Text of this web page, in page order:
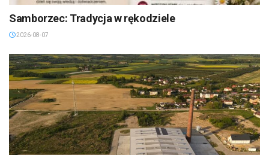
Samborzec: Tradycja w rękodziele
2026-08-07